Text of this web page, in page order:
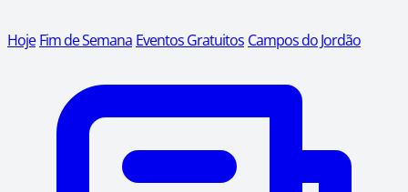
Hoje Fim de Semana Eventos Gratuitos Campos do Jordão